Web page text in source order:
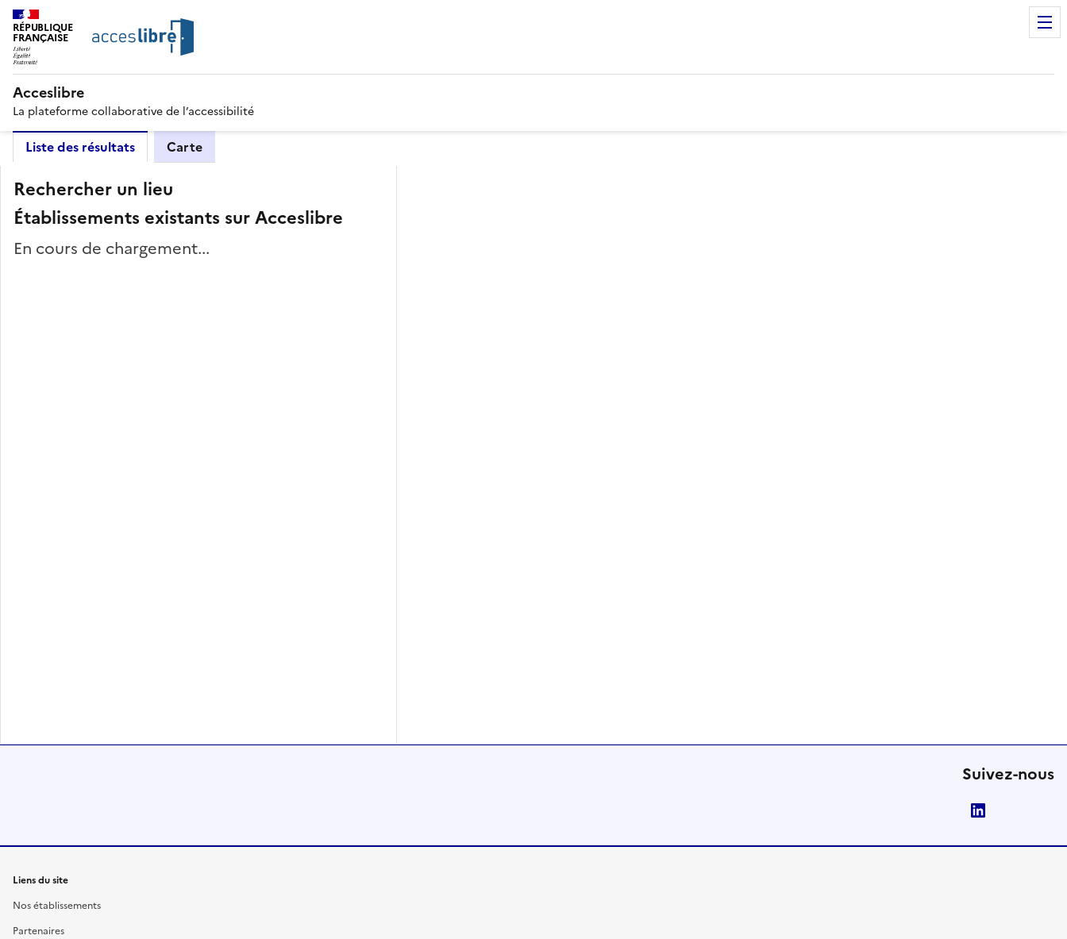
RÉPUBLIQUE
FRANÇAISE
Acceslibre
La plateforme collaborative de l’accessibilité
Liste des résultats Carte
Rechercher un lieu
Établissements existants sur Acceslibre
En cours de chargement...
Suivez-nous
Liens du site
Nos établissements
Partenaires